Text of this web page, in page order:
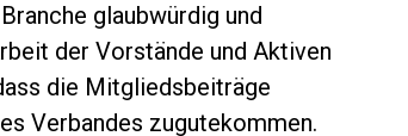
glaubwürdig und
der Vorstände und Aktiven
die Mitgliedsbeiträge
Verbandes zugutekommen.